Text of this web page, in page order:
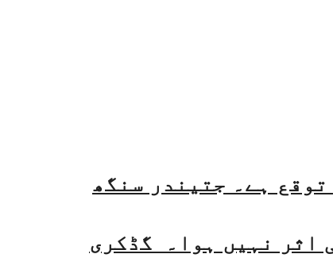
اثر نہیں ہوا۔ گڈکری